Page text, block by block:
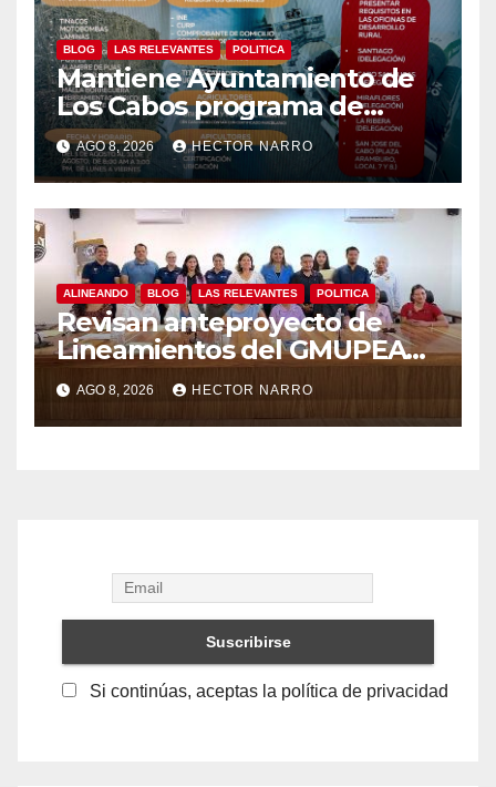
BLOG LAS RELEVANTES POLITICA
Mantiene Ayuntamiento de
Los Cabos programa de
apoyos para agricultores,
ganaderos y apicultores
AGO 8, 2026 HECTOR NARRO
ALINEANDO BLOG LAS RELEVANTES POLITICA
Revisan anteproyecto de
Lineamientos del GMUPEA
en Los Cabos
AGO 8, 2026 HECTOR NARRO
Si continúas, aceptas la política de privacidad